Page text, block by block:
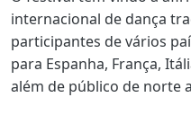
internacional de dança
participantes de vários
para Espanha, França,
além de público de norte